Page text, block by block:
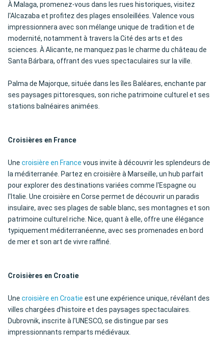
À Malaga, promenez-vous dans les rues historiques, visitez
l'Alcazaba et profitez des plages ensoleillées. Valence vous
impressionnera avec son mélange unique de tradition et de
modernité, notamment à travers la Cité des arts et des
sciences. À Alicante, ne manquez pas le charme du château de
Santa Bárbara, offrant des vues spectaculaires sur la ville.
Palma de Majorque, située dans les îles Baléares, enchante par
ses paysages pittoresques, son riche patrimoine culturel et ses
stations balnéaires animées.
Croisières en France
Une croisière en France vous invite à découvrir les splendeurs de
la méditerranée. Partez en croisière à Marseille, un hub parfait
pour explorer des destinations variées comme l'Espagne ou
l'Italie. Une croisière en Corse permet de découvrir un paradis
insulaire, avec ses plages de sable blanc, ses montagnes et son
patrimoine culturel riche. Nice, quant à elle, offre une élégance
typiquement méditerranéenne, avec ses promenades en bord
de mer et son art de vivre raffiné.
Croisières en Croatie
Une croisière en Croatie est une expérience unique, révélant des
villes chargées d'histoire et des paysages spectaculaires.
Dubrovnik, inscrite à l'UNESCO, se distingue par ses
impressionnants remparts médiévaux.